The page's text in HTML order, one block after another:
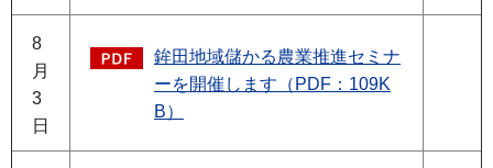
8
月
3
日
鉾田地域儲かる農業推進セミナ
ーを開催します（PDF：109K
B）